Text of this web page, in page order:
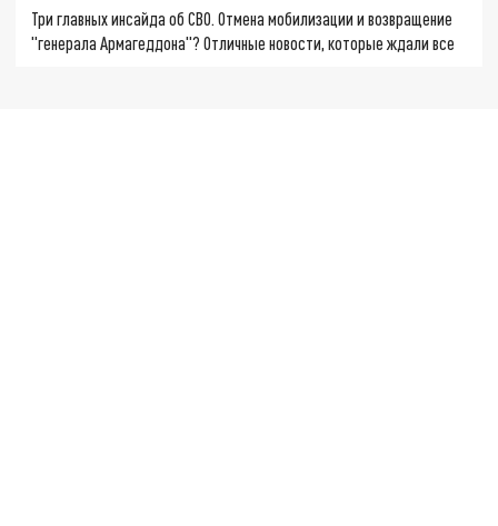
Три главных инсайда об СВО. Отмена мобилизации и возвращение
"генерала Армагеддона"? Отличные новости, которые ждали все